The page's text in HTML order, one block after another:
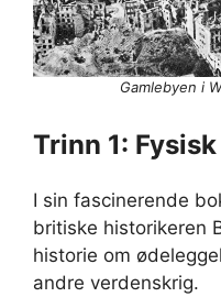
Gamlebyen i
Trinn 1:
I sin fascinerende
britiske historikeren
historie om
andre verdenskrig.